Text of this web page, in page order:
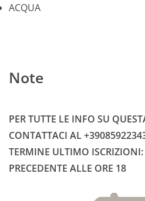
ACQUA
Note
PER TUTTE LE INFO SU
CONTATTACI AL
TERMINE ULTIMO
PRECEDENTE ALLE ORE 18